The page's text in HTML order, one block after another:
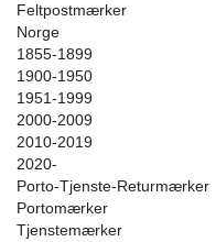
Feltpostmærker
Norge
1855-1899
1900-1950
1951-1999
2000-2009
2010-2019
2020-
Porto-Tjenste-Returmærker
Portomærker
Tjenstemærker